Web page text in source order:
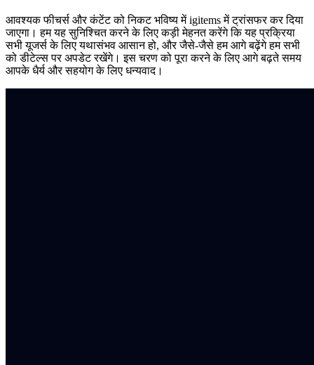
आवश्यक फीचर्स और कंटेंट को निकट भविष्य में igitems में ट्रांसफर कर दिया
जाएगा। हम यह सुनिश्चित करने के लिए कड़ी मेहनत करेंगे कि यह प्रक्रिया
सभी यूजर्स के लिए यथासंभव आसान हो, और जैसे-जैसे हम आगे बढ़ेंगे हम सभी
को डीटेल्स पर अपडेट रखेंगे। इस चरण को पूरा करने के लिए आगे बढ़ते समय
आपके धैर्य और सहयोग के लिए धन्यवाद।